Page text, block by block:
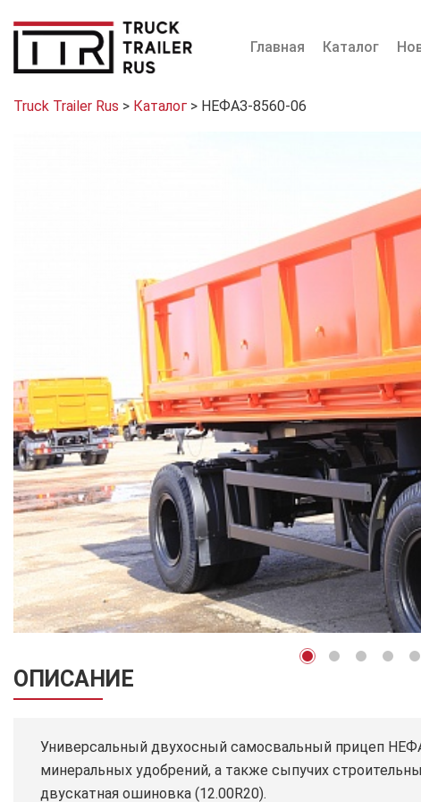
Главная Каталог
Truck Trailer Rus > Каталог > НЕФАЗ-8560-06
ОПИСАНИЕ
Универсальный двухосный самосвальный прицеп
минеральных удобрений, а также сыпучих
двускатная ошиновка (12.00R20).